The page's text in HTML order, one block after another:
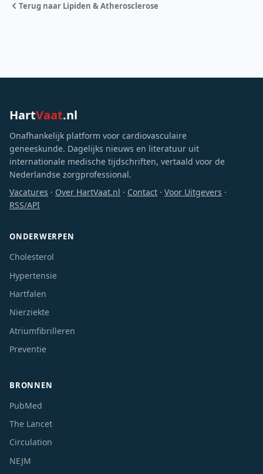
Terug naar Lipiden & Atherosclerose
HartVaat.nl
Onafhankelijk platform voor cardiovasculaire
geneeskunde. Dagelijks nieuws en literatuur uit
internationale medische tijdschriften, vertaald voor de
Nederlandse zorgprofessional.
Vacatures · Over HartVaat.nl · Contact · Voor Uitgevers ·
RSS/API
ONDERWERPEN
Cholesterol
Hypertensie
Hartfalen
Nierziekte
Atriumfibrilleren
Preventie
BRONNEN
PubMed
The Lancet
Circulation
NEJM